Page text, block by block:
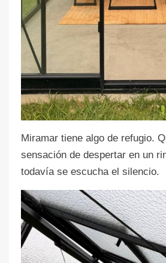
Miramar tiene algo de refugio.
sensación de despertar en un
todavía se escucha el silencio.